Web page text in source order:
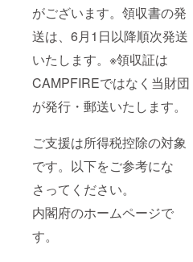
がございます。領収書の発
送は、6月1日以降順次発送
いたします。※領収証は
CAMPFIREではなく当財団
が発行・郵送いたします。
ご支援は所得税控除の対象
です。以下をご参考にな
さってください。
内閣府のホームページで
す。